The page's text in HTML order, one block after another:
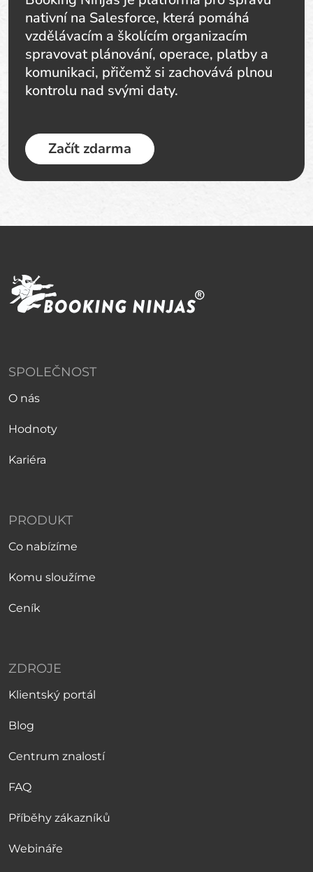
nativní na Salesforce, která pomáhá
vzdělávacím a školícím organizacím
spravovat plánování, operace, platby a
komunikaci, přičemž si zachovává plnou
kontrolu nad svými daty.
Začít zdarma
SPOLEČNOST
O nás
Hodnoty
Kariéra
PRODUKT
Co nabízíme
Komu sloužíme
Ceník
ZDROJE
Klientský portál
Blog
Centrum znalostí
FAQ
Příběhy zákazníků
Webináře